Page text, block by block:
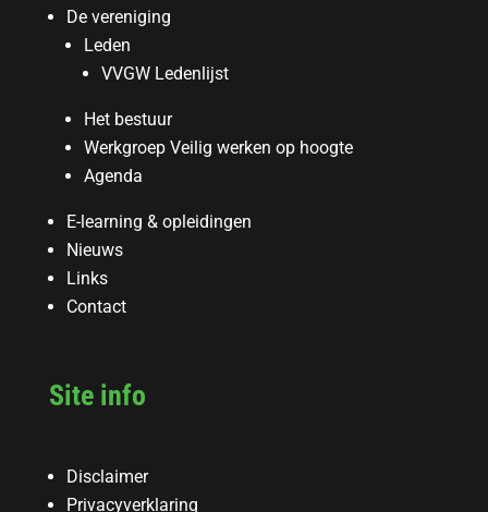
De vereniging
Leden
VVGW Ledenlijst
Het bestuur
Werkgroep Veilig werken op hoogte
Agenda
E-learning & opleidingen
Nieuws
Links
Contact
Site info
Disclaimer
Privacyverklaring